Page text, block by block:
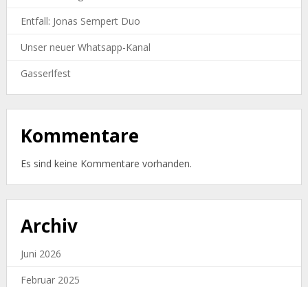
Entfall: Jonas Sempert Duo
Unser neuer Whatsapp-Kanal
Gasserlfest
Kommentare
Es sind keine Kommentare vorhanden.
Archiv
Juni 2026
Februar 2025